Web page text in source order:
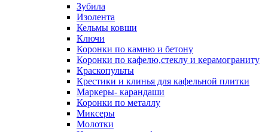
Зубила
Изолента
Кельмы ковши
Ключи
Коронки по камню и бетону
Коронки по кафелю,стеклу и керамограниту
Краскопульты
Крестики и клинья для кафельной плитки
Маркеры- карандаши
Коронки по металлу
Миксеры
Молотки